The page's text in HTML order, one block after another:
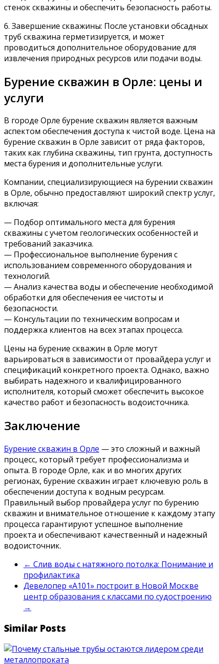
стенок скважины и обеспечить безопасность работы.
6. Завершение скважины: После установки обсадных
труб скважина герметизируется, и может
проводиться дополнительное оборудование для
извлечения природных ресурсов или подачи воды.
Бурение скважин в Орле: цены и
услуги
В городе Орле бурение скважин является важным
аспектом обеспечения доступа к чистой воде. Цена на
бурение скважин в Орле зависит от ряда факторов,
таких как глубина скважины, тип грунта, доступность
места бурения и дополнительные услуги.
Компании, специализирующиеся на бурении скважин
в Орле, обычно предоставляют широкий спектр услуг,
включая:
— Подбор оптимального места для бурения
скважины с учетом геологических особенностей и
требований заказчика.
— Профессиональное выполнение бурения с
использованием современного оборудования и
технологий.
— Анализ качества воды и обеспечение необходимой
обработки для обеспечения ее чистоты и
безопасности.
— Консультации по техническим вопросам и
поддержка клиентов на всех этапах процесса.
Цены на бурение скважин в Орле могут
варьироваться в зависимости от провайдера услуг и
спецификаций конкретного проекта. Однако, важно
выбирать надежного и квалифицированного
исполнителя, который сможет обеспечить высокое
качество работ и безопасность водоисточника.
Заключение
Бурение скважин в Орле — это сложный и важный
процесс, который требует профессионализма и
опыта. В городе Орле, как и во многих других
регионах, бурение скважин играет ключевую роль в
обеспечении доступа к водным ресурсам.
Правильный выбор провайдера услуг по бурению
скважин и внимательное отношение к каждому этапу
процесса гарантируют успешное выполнение
проекта и обеспечивают качественный и надежный
водоисточник.
← Слив воды с натяжного потолка: Понимание и
профилактика
Девелопер «А101» построит в Новой Москве
центр образования с классами по судостроению
→
Similar Posts